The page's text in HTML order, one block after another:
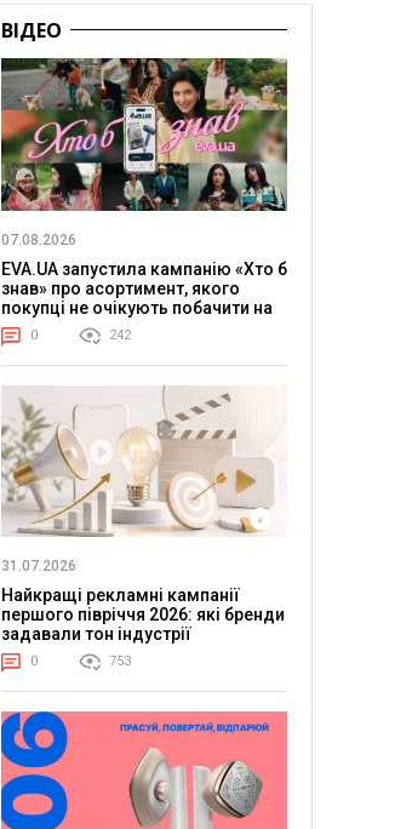
ВІДЕО
07.08.2026
EVA.UA запустила кампанію «Хто б
знав» про асортимент, якого
покупці не очікують побачити на
платформі
0 242
31.07.2026
Найкращі рекламні кампанії
першого півріччя 2026: які бренди
задавали тон індустрії
0 753